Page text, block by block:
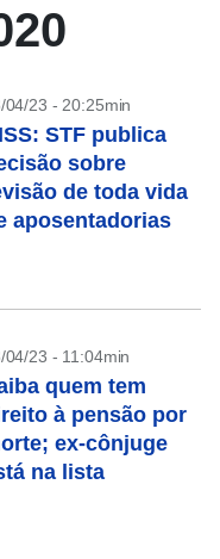
04/23 - 20:25min
STF publica
sobre
de toda vida
aposentadorias
04/23 - 11:04min
quem tem
à pensão por
ex-cônjuge
na lista